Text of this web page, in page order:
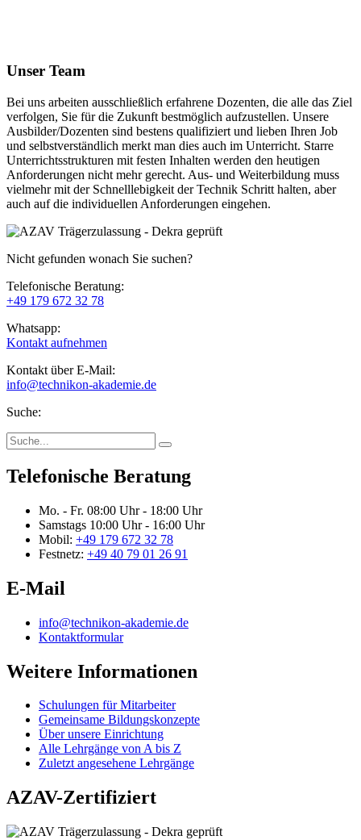
Unser Team
Bei uns arbeiten ausschließlich erfahrene Dozenten, die alle das Ziel
verfolgen, Sie für die Zukunft bestmöglich aufzustellen. Unsere
Ausbilder/Dozenten sind bestens qualifiziert und lieben Ihren Job
und selbstverständlich merkt man dies auch im Unterricht. Starre
Unterrichtsstrukturen mit festen Inhalten werden den heutigen
Anforderungen nicht mehr gerecht. Aus- und Weiterbildung muss
vielmehr mit der Schnelllebigkeit der Technik Schritt halten, aber
auch auf die individuellen Anforderungen eingehen.
Nicht gefunden wonach Sie suchen?
Telefonische Beratung:
+49 179 672 32 78
Whatsapp:
Kontakt aufnehmen
Kontakt über E-Mail:
info@technikon-akademie.de
Suche:
Telefonische Beratung
Mo. - Fr. 08:00 Uhr - 18:00 Uhr
Samstags 10:00 Uhr - 16:00 Uhr
Mobil: +49 179 672 32 78
Festnetz: +49 40 79 01 26 91
E-Mail
info@technikon-akademie.de
Kontaktformular
Weitere Informationen
Schulungen für Mitarbeiter
Gemeinsame Bildungskonzepte
Über unsere Einrichtung
Alle Lehrgänge von A bis Z
Zuletzt angesehene Lehrgänge
AZAV-Zertifiziert